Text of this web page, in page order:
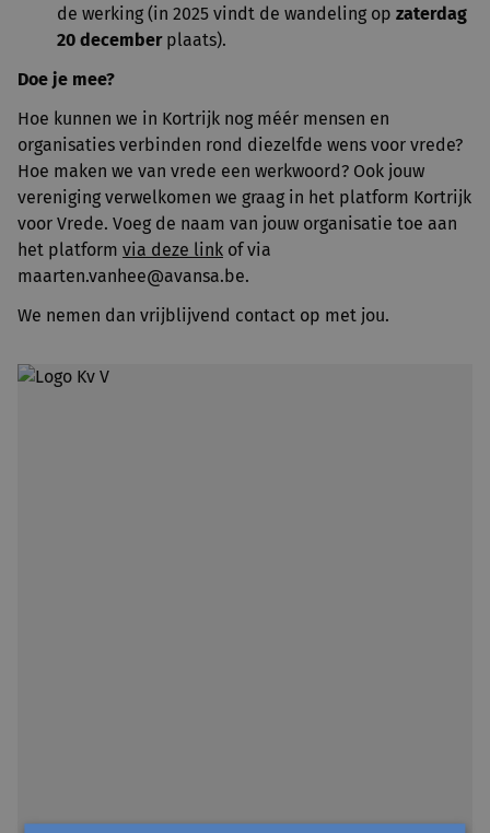
de werking (in 2025 vindt de wandeling op zaterdag
20 decemberplaats).
Doe je mee?
Hoe kunnen we in Kortrijk nog méér mensen en
organisaties verbinden rond diezelfde wens voor vrede?
Hoe maken we van vrede een werkwoord? Ook jouw
vereniging verwelkomen we graag in het platform Kortrijk
voor Vrede. Voeg de naam van jouw organisatie toe aan
het platform via deze link of via
maarten.vanhee@avansa.be.
We nemen dan vrijblijvend contact op met jou.